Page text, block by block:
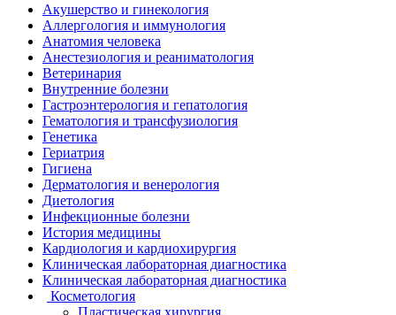
Акушерство и гинекология
Аллергология и иммунология
Анатомия человека
Анестезиология и реаниматология
Ветеринария
Внутренние болезни
Гастроэнтерология и гепатология
Гематология и трансфузиология
Генетика
Гериатрия
Гигиена
Дерматология и венерология
Диетология
Инфекционные болезни
История медицины
Кардиология и кардиохирургия
Клиническая лабораторная диагностика
Клиническая лабораторная диагностика
Косметология
Пластическая хирургия